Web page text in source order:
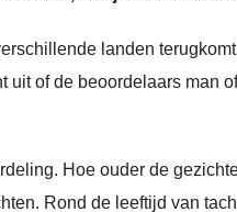
landen
uit of de beoordelaars man
Hoe ouder de
Rond de leeftijd van